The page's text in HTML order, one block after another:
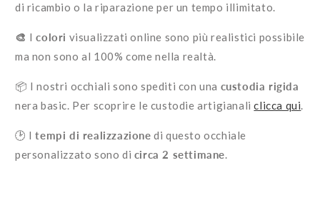
di ricambio o la riparazione per un tempo illimitato.
🎨 Icolori visualizzati online sono più realistici possibile
ma non sono al 100% come nella realtà.
📦 I nostri occhiali sono spediti con una custodia rigida
nera basic. Per scoprire le custodie artigianaliclicca qui.
🕑 I tempi di realizzazione di questo occhiale
personalizzato sono di circa 2 settimane.